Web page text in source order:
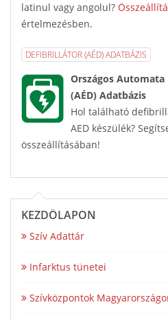
latinul vagy angolul?
értelmezésben.
DEFIBRILLÁTOR (AÉD) ADATBÁZIS
Országos
(AÉD) Adatbázis
Hol található
AED készülék?
összeállításában!
KEZDŐLAPON
Szív Adattár
Infarktus tünetei
Szívközpontok